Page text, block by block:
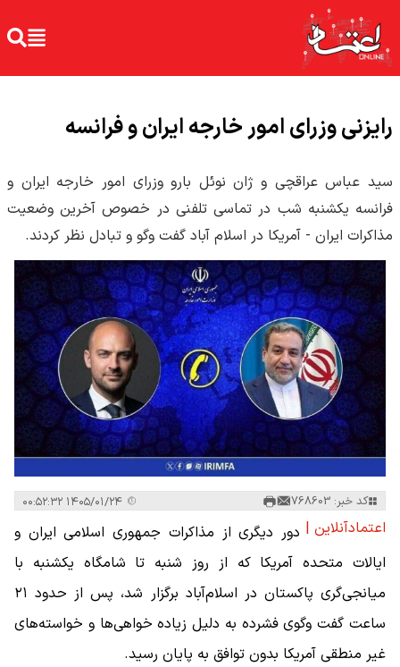
رایزنی وزرای امور خارجه ایران و فرانسه
سید عباس عراقچی و ژان نوئل بارو وزرای امور خارجه ایران و
فرانسه یکشنبه شب در تماسی تلفنی در خصوص آخرین وضعیت
مذاکرات ایران -‌ آمریکا در اسلام آباد گفت وگو و تبادل نظر کردند.
کد خبر: 768603
اعتمادآنلاین | دور دیگری از مذاکرات جمهوری اسلامی ایران و
ایالات متحده آمریکا که از روز شنبه تا شامگاه یکشنبه با
میانجی‌گری پاکستان در اسلام‌آباد برگزار شد، پس از حدود ۲۱
ساعت گفت‌ وگوی فشرده به دلیل زیاده خواهی‌ها و خواسته‌های
غیر منطقی آمریکا بدون توافق به پایان رسید.